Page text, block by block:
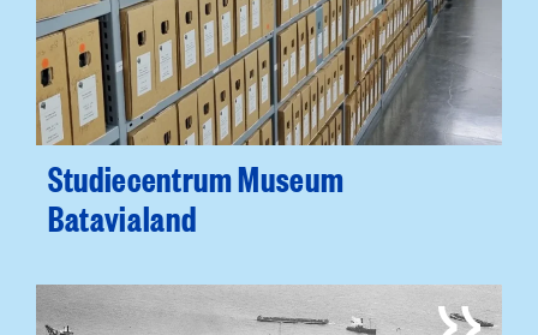
Studiecentrum Museum
Batavialand